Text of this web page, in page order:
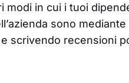
modi in cui i tuoi
sono
e scrivendo recensioni